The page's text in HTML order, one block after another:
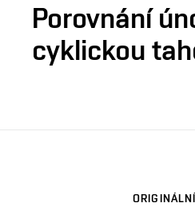
Porovnání
cyklickou